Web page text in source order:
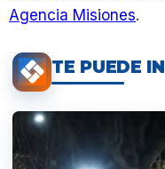
Agencia Misiones.
TE PUEDE